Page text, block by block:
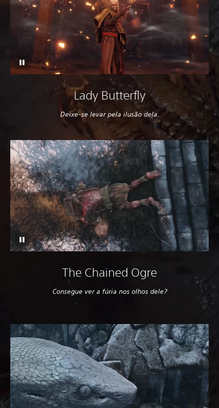
Lady Butterfly
Deixe-se levar pela ilusão dela.
The Chained Ogre
Consegue ver a fúria nos olhos dele?